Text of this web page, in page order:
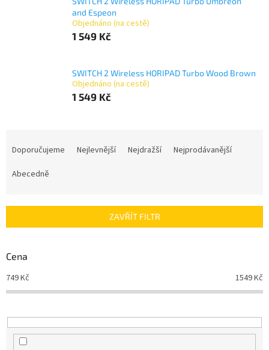
and Espeon
Objednáno (na cestě)
1 549 Kč
SWITCH 2 Wireless HORIPAD Turbo Wood Brown
Objednáno (na cestě)
1 549 Kč
r
d
k
t
Doporučujeme Nejlevnější Nejdražší
Nejprodávanější
Abecedně
ZAVŘÍT FILTR
Cena
749Kč 1549Kč